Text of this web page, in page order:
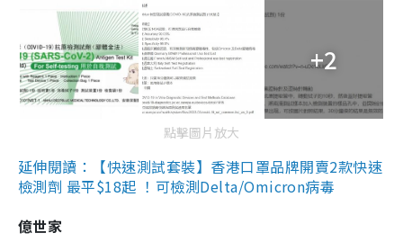
+2
點擊圖片放大
延伸閱讀：【快速測試套裝】香港口罩品牌開賣2款快速
檢測劑 最平$18起 ！可檢測Delta/Omicron病毒
億世家